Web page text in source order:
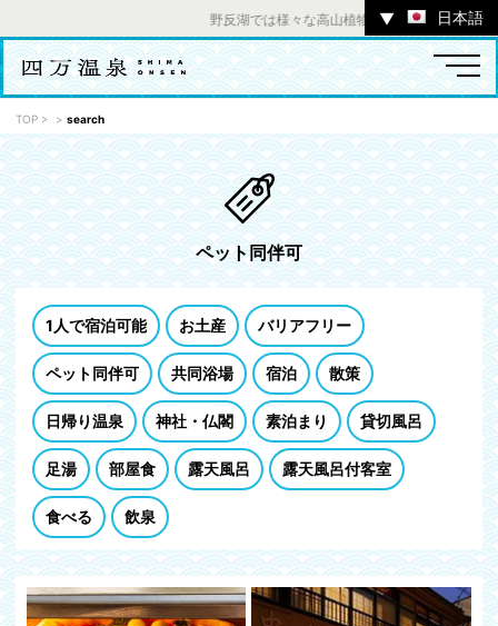
野反湖では様々な高山植物をお楽しみいただけ
▼ 日本語
温泉 宿 お店 スポット
体験 イベント ツアー
中之条町その他のエリア
TOP > >search
ペット同伴可
1人で宿泊可能 お土産 バリアフリー
ペット同伴可 共同浴場 宿泊 散策
日帰り温泉 神社・仏閣 素泊まり 貸切風呂
足湯 部屋食 露天風呂 露天風呂付客室
食べる 飲泉